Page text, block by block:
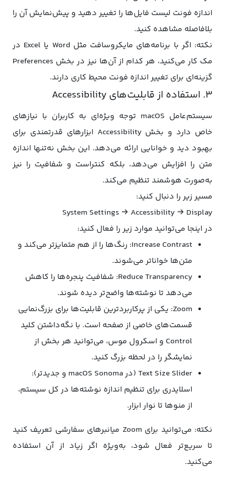
اندازه فونت لیست فایل‌ها را تغییر دهید و پیش‌نمایش آن را
بلافاصله مشاهده کنید.
نکته: اگر با برنامه‌های مایکروسافت مثل Word یا Excel در
مک کار می‌کنید، هر کدام از آن‌ها نیز در بخش Preferences
گزینه‌ای برای تغییر اندازه فونت محیط کاری دارند.
۳. استفاده از قابلیت‌های Accessibility
سیستم‌عامل macOS توجه ویژه‌ای به کاربران با نیازهای
خاص دارد و بخش Accessibility ابزارهای قدرتمندی برای
بهبود دید و خوانایی ارائه می‌دهد. این بخش نه‌تنها اندازه
متن را افزایش می‌دهد، بلکه کنتراست و شفافیت را نیز
به‌صورت هوشمند تنظیم می‌کند.
مسیر زیر را دنبال کنید:
System Settings → Accessibility → Display
در اینجا می‌توانید موارد زیر را فعال کنید:
Increase Contrast: رنگ‌ها را از هم متمایزتر می‌کند و
متن‌ها خواناتر می‌شوند.
Reduce Transparency: شفافیت پنجره‌ها را کاهش
می‌دهد تا نوشته‌ها واضح‌تر دیده شوند.
Zoom: یکی از پرکاربردترین قابلیت‌ها برای بزرگ‌نمایی
قسمت‌های خاصی از صفحه است. با نگه‌داشتن کلید
Control و اسکرول موس، می‌توانید هر بخش از
نمایشگر را در لحظه بزرگ کنید.
Text Size Slider (در macOS Sonoma و جدیدتر):
اسلایدری برای تنظیم اندازه نوشته‌ها در کل سیستم،
از منوها تا نوار ابزار.
نکته: می‌توانید برای Zoom میانبرهای سفارشی تعریف کنید
تا سریع‌تر فعال شود، به‌ویژه اگر زیاد از آن استفاده
می‌کنید.